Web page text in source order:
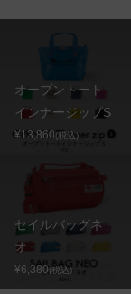
オープントート
インナージップS
¥13,860(税込)
セイルバッグネ
オ
¥6,380(税込)